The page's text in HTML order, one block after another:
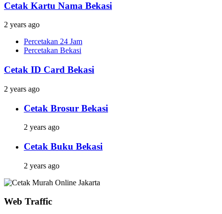
Cetak Kartu Nama Bekasi
2 years ago
Percetakan 24 Jam
Percetakan Bekasi
Cetak ID Card Bekasi
2 years ago
Cetak Brosur Bekasi
2 years ago
Cetak Buku Bekasi
2 years ago
Web Traffic